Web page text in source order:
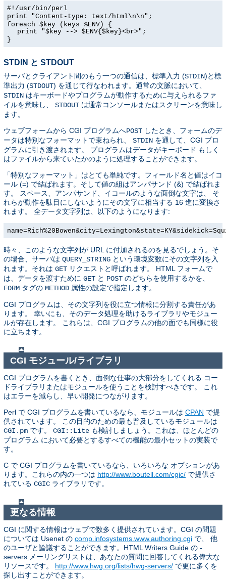
#!/usr/bin/perl
print "Content-type: text/html\n\n";
foreach $key (keys %ENV) {
print "$key --> $ENV{$key}<br>";
}
STDIN と STDOUT
サーバとクライアント間のもう一つの通信は、標準入力 (STDIN)と標
準出力 (STDOUT) を通じて行なわれます。通常の文脈において、
STDIN はキーボードやプログラムが動作するために与えられるファ
イルを意味し、 STDOUT は通常コンソールまたはスクリーンを意味し
ます。
ウェブフォームから CGI プログラムへPOST したとき、フォームのデ
ータは特別なフォーマットで束ねられ、 STDIN を通して、CGI プロ
グラムに引き渡されます。 プログラムはデータがキーボード もしく
はファイルから来ていたかのように処理することができます。
「特別なフォーマット」はとても単純です。フィールド名と値はイコ
ール (=) で結ばれます。そして値の組はアンパサンド (&) で結ばれま
す。 スペース、アンパサンド、イコールのような面倒な文字は、 そ
れらが動作を駄目にしないようにその文字に相当する 16 進に変換さ
れます。 全データ文字列は、以下のようになります:
時々、このような文字列が URL に付加されるのを見るでしょう。そ
の場合、サーバは QUERY_STRING という環境変数にその文字列を入
れます。それは GET リクエストと呼ばれます。 HTML フォームで
は、データを渡すために GET と POST のどちらを使用するかを、
FORM タグの METHOD 属性の設定で指定します。
CGI プログラムは、その文字列を役に立つ情報に分割する責任があ
ります。 幸いにも、そのデータ処理を助けるライブラリやモジュー
ルが存在します。 これらは、CGI プログラムの他の面でも同様に役
に立ちます。
CGI モジュール/ライブラリ
CGI プログラムを書くとき、面倒な仕事の大部分をしてくれる コー
ドライブラリまたはモジュールを使うことを検討すべきです。 これ
はエラーを減らし、早い開発につながります。
Perl で CGI プログラムを書いているなら、モジュールは CPAN で提
供されています。 この目的のための最も普及しているモジュールは
CGI.pm です。 CGI::Lite も検討しましょう。これは、ほとんどの
プログラム において必要とするすべての機能の最小セットの実装で
す。
C で CGI プログラムを書いているなら、いろいろな オプションがあ
ります。これらの内の一つは http://www.boutell.com/cgic/ で提供さ
れている CGIC ライブラリです。
更なる情報
CGI に関する情報はウェブで数多く提供されています。CGI の問題
については Usenet の comp.infosystems.www.authoring.cgi で、 他
のユーザと論議することができます。HTML Writers Guide の -
servers メーリングリストは、あなたの質問に回答してくれる偉大な
リソースです。 http://www.hwg.org/lists/hwg-servers/ で更に多くを
探し出すことができます。